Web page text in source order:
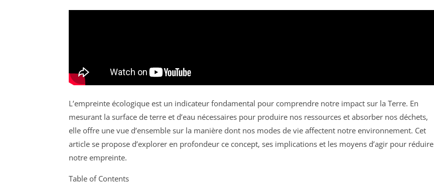
L’empreinte écologique est un indicateur fondamental pour comprendre notre impact sur la Terre. En
mesurant la surface de terre et d’eau nécessaires pour produire nos ressources et absorber nos déchets,
elle offre une vue d’ensemble sur la manière dont nos modes de vie affectent notre environnement. Cet
article se propose d’explorer en profondeur ce concept, ses implications et les moyens d’agir pour réduire
notre empreinte.
Table of Contents